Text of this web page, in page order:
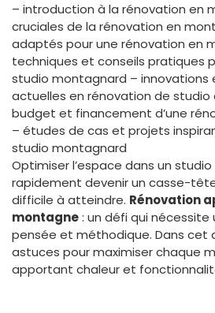
– introduction à la rénovation en
cruciales de la rénovation en
adaptés pour une rénovation en
techniques et conseils pratiques
studio montagnard – innovations
actuelles en rénovation de
budget et financement d’une
– études de cas et projets
studio montagnard
Optimiser l’espace dans un
rapidement devenir un casse-
difficile à atteindre. Rénovation
montagne: un défi qui nécessite
pensée et méthodique. Dans cet
astuces pour maximiser chaque
apportant chaleur et